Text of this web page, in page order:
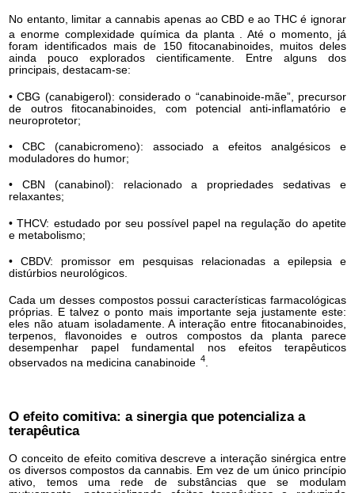
No entanto, limitar a cannabis apenas ao CBD e ao THC é ignorar
a enorme complexidade química da planta . Até o momento, já
foram identificados mais de 150 fitocanabinoides, muitos deles
ainda pouco explorados cientificamente. Entre alguns dos
principais, destacam-se:
• CBG (canabigerol): considerado o “canabinoide-mãe”, precursor
de outros fitocanabinoides, com potencial anti-inflamatório e
neuroprotetor;
• CBC (canabicromeno): associado a efeitos analgésicos e
moduladores do humor;
• CBN (canabinol): relacionado a propriedades sedativas e
relaxantes;
• THCV: estudado por seu possível papel na regulação do apetite
e metabolismo;
• CBDV: promissor em pesquisas relacionadas a epilepsia e
distúrbios neurológicos.
Cada um desses compostos possui características farmacológicas
próprias. E talvez o ponto mais importante seja justamente este:
eles não atuam isoladamente. A interação entre fitocanabinoides,
terpenos, flavonoides e outros compostos da planta parece
desempenhar papel fundamental nos efeitos terapêuticos
observados na medicina canabinoide 4.
O efeito comitiva: a sinergia que potencializa a
terapêutica
O conceito de efeito comitiva descreve a interação sinérgica entre
os diversos compostos da cannabis. Em vez de um único princípio
ativo, temos uma rede de substâncias que se modulam